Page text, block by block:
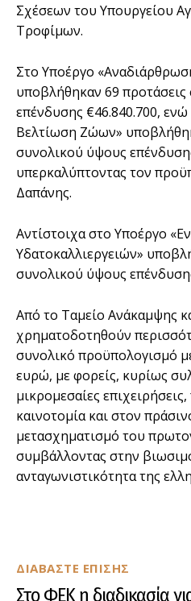
ΔΙΑΒΑΣΤΕ ΕΠΙΣΗΣ
Στο ΦΕΚ η διαδικασία
Σχέσεων του Υπουργείου
Τροφίμων.
Στο Υποέργο
υποβλήθηκαν 69
επένδυσης €46.840.700,
Βελτίωση Ζώων»
συνολικού ύψους
υπερκαλύπτοντας τον
Δαπάνης.
Αντίστοιχα στο Υποέργο
Υδατοκαλλιεργειών»
συνολικού ύψους
Από το Ταμείο Ανάκαμψης
χρηματοδοτηθούν
συνολικό προϋπολογισμό
ευρώ, με φορείς, κυρίως
μικρομεσαίες
καινοτομία και στον
μετασχηματισμό του
συμβάλλοντας στην
ανταγωνιστικότητα της